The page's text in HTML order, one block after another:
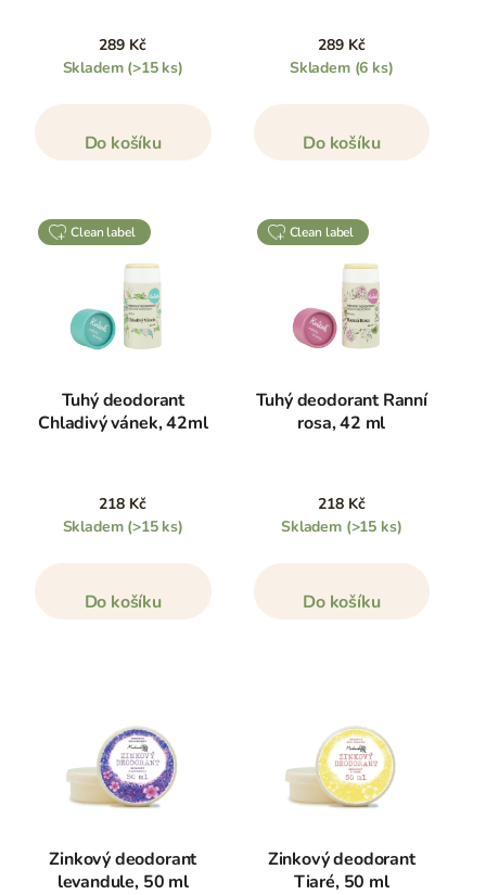
289 Kč
Skladem (>15 ks)
Do košíku
289 Kč
Skladem (6 ks)
Do košíku
clean label
Tuhý deodorant
Chladivý vánek, 42ml
218 Kč
Skladem (>15 ks)
Do košíku
clean label
Tuhý deodorant Ranní
rosa, 42 ml
218 Kč
Skladem (>15 ks)
Do košíku
Zinkový deodorant
levandule, 50 ml
Zinkový deodorant
Tiaré, 50 ml